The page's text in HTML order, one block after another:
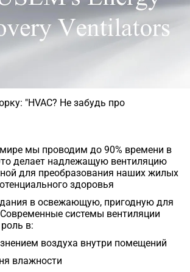
"HVAC? Не забудь про
мы проводим до 90% времени в
делает надлежащую вентиляцию
для преобразования наших жилых
здоровья
в освежающую, пригодную для
системы вентиляции
в:
воздуха внутри помещений
влажности